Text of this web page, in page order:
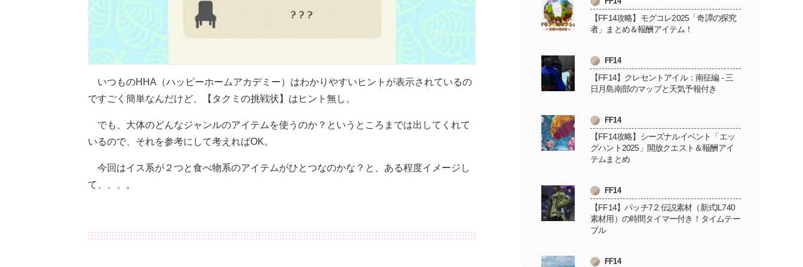
いつものHHA（ハッピーホームアカデミー）はわかりやすいヒントが表示されているの
ですごく簡単なんだけど、【タクミの挑戦状】はヒント無し。
でも、大体のどんなジャンルのアイテムを使うのか？というところまでは出してくれて
いるので、それを参考にして考えればOK。
今回はイス系が２つと食べ物系のアイテムがひとつなのかな？と、ある程度イメージし
て、、、。
【FF14攻略】モグコレ2025「奇譚の探究
者」まとめ＆報酬アイテム！
FF14
【FF14】クレセントアイル：南征編 - 三
日月島南部のマップと天気予報付き
FF14
【FF14攻略】シーズナルイベント「エッ
グハント2025」開放クエスト＆報酬アイ
テムまとめ
FF14
【FF14】パッチ7.2 伝説素材（新式IL740
素材用）の時間タイマー付き！タイムテー
ブル
FF14